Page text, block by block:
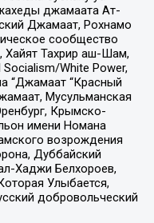
джамаата Ат-
Джамаат, Рохнамо
сообщество
Хайят Тахрир аш-Шам,
White Power,
“Джамаат “Красный
Мусульманская
Крымско-
имени Номана
возрождения
Дуббайский
Хаджи Белхороев,
Улыбается,
добровольческий